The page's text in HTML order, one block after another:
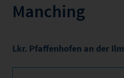
Manching
Lkr. Pfaffenhofen an der Ilm